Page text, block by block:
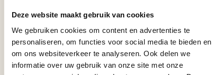
Deze website maakt gebruik van cookies
We gebruiken cookies om content en advertenties te
personaliseren, om functies voor social media te bieden en
om ons websiteverkeer te analyseren. Ook delen we
informatie over uw gebruik van onze site met onze